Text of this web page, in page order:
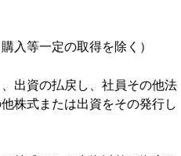
入等一定の取得を除く）
出資の払戻し、社員その他法
株式または出資をその発行し